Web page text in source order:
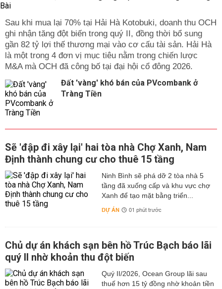
Sau khi mua lại 70% tại Hải Hà Kotobuki, doanh thu OCH
ghi nhận tăng đột biến trong quý II, đồng thời bổ sung
gần 82 tỷ lợi thế thương mại vào cơ cấu tài sản. Hải Hà
là một trong 4 đơn vị mục tiêu nằm trong chiến lược
M&A mà OCH đã công bố tại đại hội cổ đông 2026.
Đất 'vàng' khó bán của PVcombank ở
Tràng Tiền
Sẽ 'đập đi xây lại' hai tòa nhà Chợ Xanh, Nam
Định thành chung cư cho thuê 15 tầng
Ninh Bình sẽ phá dỡ 2 tòa nhà 5
tầng đã xuống cấp và khu vực chợ
Xanh để tạo mặt bằng triển...
DỰ ÁN 01 phút trước
Chủ dự án khách sạn bên hồ Trúc Bạch báo lãi
quý II nhờ khoản thu đột biến
Quý II/2026, Ocean Group lãi sau
thuế hơn 15 tỷ đồng nhờ khoản tiền